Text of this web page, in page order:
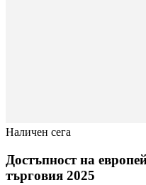
Наличен сега
Достъпност на
търговия 2025